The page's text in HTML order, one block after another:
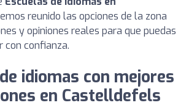
reunido las opciones de la zona
y opiniones reales para que puedas
con confianza.
idiomas con mejores
en Castelldefels